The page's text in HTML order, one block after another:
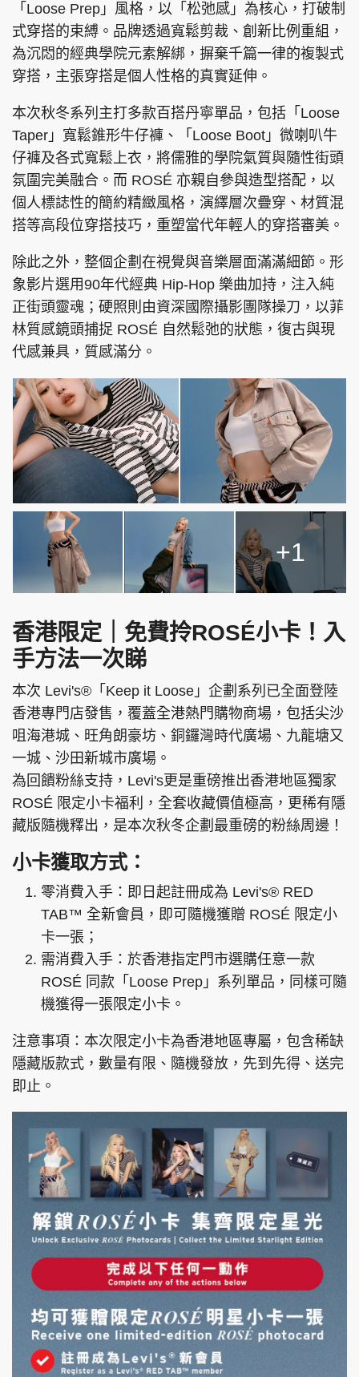
「Loose Prep」風格，以「松弛感」為核心，打破制
式穿搭的束縛。品牌透過寬鬆剪裁、創新比例重組，
為沉悶的經典學院元素解綁，摒棄千篇一律的複製式
穿搭，主張穿搭是個人性格的真實延伸。
本次秋冬系列主打多款百搭丹寧單品，包括「Loose
Taper」寬鬆錐形牛仔褲、「Loose Boot」微喇叭牛
仔褲及各式寬鬆上衣，將儒雅的學院氣質與隨性街頭
氛圍完美融合。而 ROSÉ 亦親自參與造型搭配，以
個人標誌性的簡約精緻風格，演繹層次疊穿、材質混
搭等高段位穿搭技巧，重塑當代年輕人的穿搭審美。
除此之外，整個企劃在視覺與音樂層面滿滿細節。形
象影片選用90年代經典 Hip-Hop 樂曲加持，注入純
正街頭靈魂；硬照則由資深國際攝影團隊操刀，以菲
林質感鏡頭捕捉 ROSÉ 自然鬆弛的狀態，復古與現
代感兼具，質感滿分。
+1
香港限定｜免費拎ROSÉ小卡！入
手方法一次睇
本次 Levi's®「Keep it Loose」企劃系列已全面登陸
香港專門店發售，覆蓋全港熱門購物商場，包括尖沙
咀海港城、旺角朗豪坊、銅鑼灣時代廣場、九龍塘又
一城、沙田新城市廣場。
為回饋粉絲支持，Levi's更是重磅推出香港地區獨家
ROSÉ 限定小卡福利，全套收藏價值極高，更稀有隱
藏版隨機釋出，是本次秋冬企劃最重磅的粉絲周邊！
小卡獲取方式：
零消費入手：即日起註冊成為 Levi's® RED
TAB™ 全新會員，即可隨機獲贈 ROSÉ 限定小
卡一張；
需消費入手：於香港指定門市選購任意一款
ROSÉ 同款「Loose Prep」系列單品，同樣可隨
機獲得一張限定小卡。
注意事項：本次限定小卡為香港地區專屬，包含稀缺
隱藏版款式，數量有限、隨機發放，先到先得、送完
即止。